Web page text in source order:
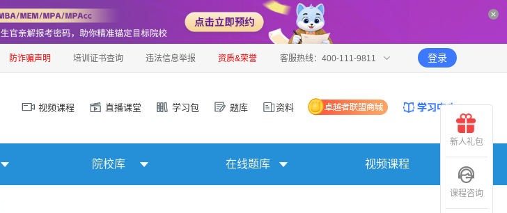
防诈骗声明 培训证书查询 违法信息举报 资质&荣誉 客服热线：400-111-9811 登录
视频课程 直播课堂 学习包 题库 资料
院校库 在线题库 视频课程
新人礼包
课程咨询